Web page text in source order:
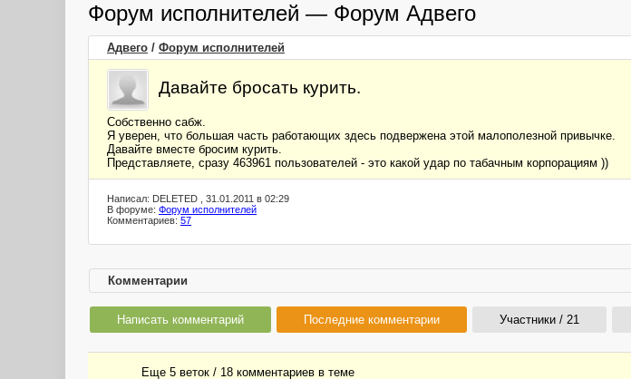
Форум исполнителей — Форум Адвего
Адвего / Форум исполнителей
Давайте бросать курить.
Собственно сабж.
Я уверен, что большая часть работающих здесь подвержена этой малополезной привычке.
Давайте вместе бросим курить.
Представляете, сразу 463961 пользователей - это какой удар по табачным корпорациям ))
Написал: DELETED , 31.01.2011 в 02:29
В форуме: Форум исполнителей
Комментариев: 57
Комментарии
Написать комментарий Последние комментарии Участники / 21
Еще 5 веток / 18 комментариев в темe